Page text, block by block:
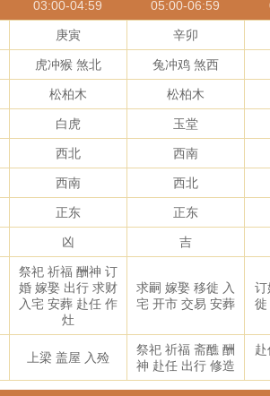
03:00-04:59
05:00-06:59
庚寅 辛卯
虎冲猴 煞北 兔冲鸡 煞西
松柏木 松柏木
白虎 玉堂
西北 西南
西南 西北
正东 正东
凶 吉
祭祀 祈福 酬神 订
婚 嫁娶 出行 求财
入宅 安葬 赴任 作
灶
求嗣 嫁娶 移徙 入
宅 开市 交易 安葬
订
徙
上梁 盖屋 入殓
祭祀 祈福 斋醮 酬
神 赴任 出行 修造